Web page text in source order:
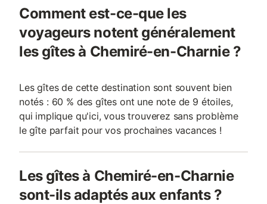
Comment est-ce-que les
voyageurs notent généralement
les gîtes à Chemiré-en-Charnie ?
Les gîtes de cette destination sont souvent bien
notés : 60 % des gîtes ont une note de 9 étoiles,
qui implique qu'ici, vous trouverez sans problème
le gîte parfait pour vos prochaines vacances !
Les gîtes à Chemiré-en-Charnie
sont-ils adaptés aux enfants ?